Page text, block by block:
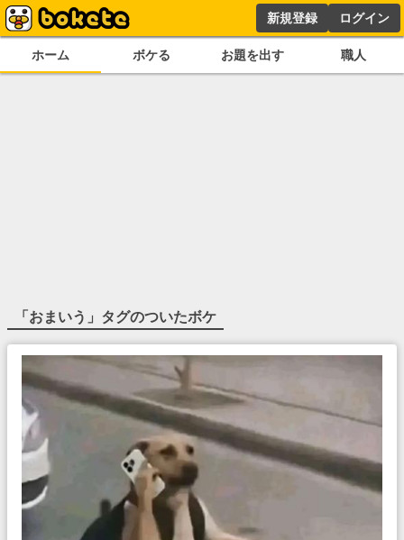
新規登録 ログイン
ホーム ボケる お題を出す 職人
「おまいう 」タグのついたボケ